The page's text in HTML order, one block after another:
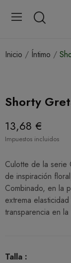
Inicio Íntimo
Shorty
13,68 €
Impuestos incluidos
Culotte de la serie
de inspiración
Combinado, en la
extrema
transparencia en
Talla :